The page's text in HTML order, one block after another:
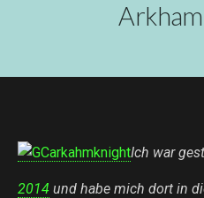
Ich war
2014 und habe mich dort in